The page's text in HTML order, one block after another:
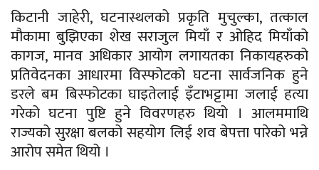
किटानी जाहेरी, घटनास्थलको प्रकृति मुचुल्का, तत्काल
मौकामा बुझिएका शेख सराजुल मियाँ र ओहिद मियाँको
कागज, मानव अधिकार आयोग लगायतका निकायहरुको
प्रतिवेदनका आधारमा विस्फोटको घटना सार्वजनिक हुने
डरले बम बिस्फोटका घाइतेलाई इँटाभट्टामा जलाई हत्या
गरेको घटना पुष्टि हुने विवरणहरु थियो । आलममाथि
राज्यको सुरक्षा बलको सहयोग लिई शव बेपत्ता पारेको भन्ने
आरोप समेत थियो ।